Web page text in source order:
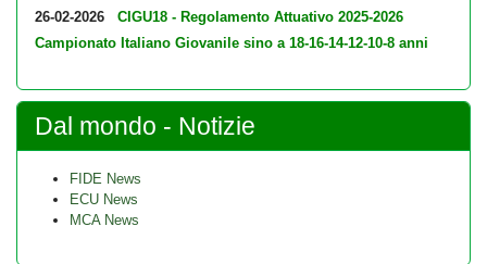
26-02-2026
CIGU18 - Regolamento Attuativo 2025-2026
Campionato Italiano Giovanile sino a 18-16-14-12-10-8 anni
Dal mondo - Notizie
FIDE News
ECU News
MCA News